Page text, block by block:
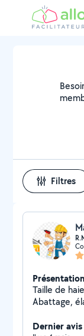
Filtres
Présentation
Taille de haie, d'arbres
Abattage,
Dernier